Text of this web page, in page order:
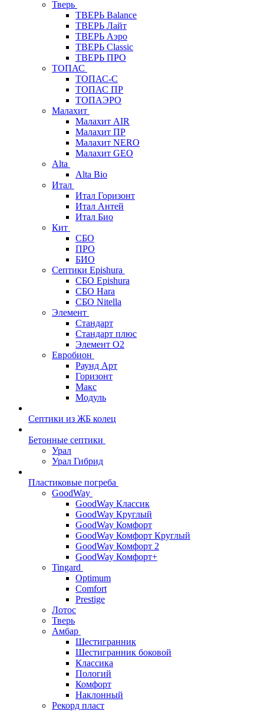
Тверь
ТВЕРЬ Balance
ТВЕРЬ Лайт
ТВЕРЬ Аэро
ТВЕРЬ Classic
ТВЕРЬ ПРО
ТОПАС
ТОПАС-С
ТОПАС ПР
ТОПАЭРО
Малахит
Малахит AIR
Малахит ПР
Малахит NERO
Малахит GEO
Alta
Alta Bio
Итал
Итал Горизонт
Итал Антей
Итал Био
Кит
СБО
ПРО
БИО
Септики Epishura
СБО Epishura
СБО Hara
СБО Nitella
Элемент
Стандарт
Стандарт плюс
Элемент О2
Евробион
Раунд Арт
Горизонт
Макс
Модуль
Септики из ЖБ колец
Бетонные септики
Урал
Урал Гибрид
Пластиковые погреба
GoodWay
GoodWay Классик
GoodWay Круглый
GoodWay Комфорт
GoodWay Комфорт Круглый
GoodWay Комфорт 2
GoodWay Комфорт+
Tingard
Optimum
Comfort
Prestige
Лотос
Тверь
Амбар
Шестигранник
Шестигранник боковой
Классика
Пологий
Комфорт
Наклонный
Рекорд пласт